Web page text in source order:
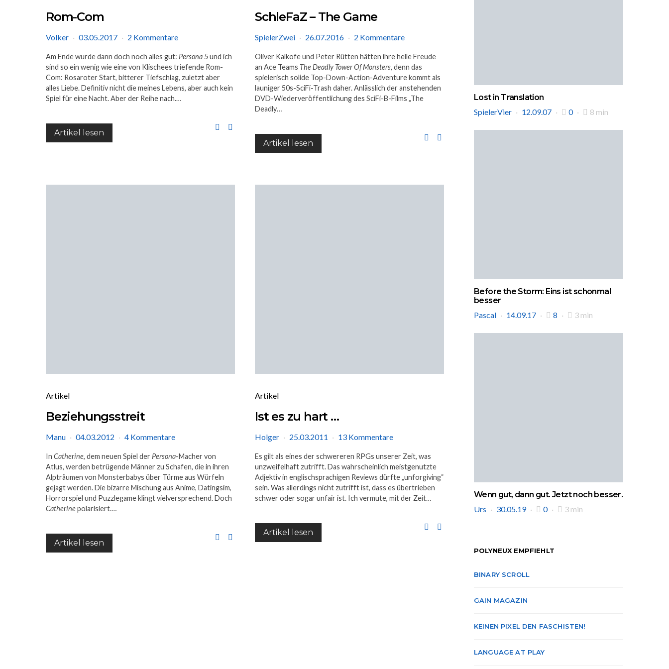
Rom-Com
Volker 03.05.2017 2 Kommentare
Am Ende wurde dann doch noch alles gut: Persona 5und ich
sind so ein wenig wie eine von Klischees triefende Rom-
Com: Rosaroter Start, bitterer Tiefschlag, zuletzt aber
alles Liebe. Definitiv nicht die meines Lebens, aber auch kein
Spiel für eine Nacht. Aber der Reihe nach.…
Artikel lesen
SchleFaZ – The Game
SpielerZwei 26.07.2016 2 Kommentare
Oliver Kalkofe und Peter Rütten hätten ihre helle Freude
an Ace Teams The Deadly Tower Of Monsters, denn das
spielerisch solide Top-Down-Action-Adventure kommt als
launiger 50s-SciFi-Trash daher. Anlässlich der anstehenden
DVD-Wiederveröffentlichung des SciFi-B-Films „The
Deadly…
Artikel lesen
Artikel
Beziehungsstreit
Manu 04.03.2012 4 Kommentare
In Catherine, dem neuen Spiel der Persona-Macher von
Atlus, werden betrügende Männer zu Schafen, die in ihren
Alpträumen von Monsterbabys über Türme aus Würfeln
gejagt werden. Die bizarre Mischung aus Anime, Datingsim,
Horrorspiel und Puzzlegame klingt vielversprechend. Doch
Catherinepolarisiert.…
Artikel lesen
Artikel
Ist es zu hart …
Holger 25.03.2011 13 Kommentare
Es gilt als eines der schwereren RPGs unserer Zeit, was
unzweifelhaft zutrifft. Das wahrscheinlich meistgenutzte
Adjektiv in englischsprachigen Reviews dürfte „unforgiving“
sein. Was allerdings nicht zutrifft ist, dass es übertrieben
schwer oder sogar unfair ist. Ich vermute, mit der Zeit…
Artikel lesen
Lost in Translation
SpielerVier
12.09.07 0 8 min
Before the Storm: Eins ist schonmal
besser
Pascal
14.09.17 8 3 min
Wenn gut, dann gut. Jetzt noch besser.
Urs
30.05.19 0 3 min
POLYNEUX EMPFIEHLT
BINARY SCROLL
GAIN MAGAZIN
KEINEN PIXEL DEN FASCHISTEN!
LANGUAGE AT PLAY